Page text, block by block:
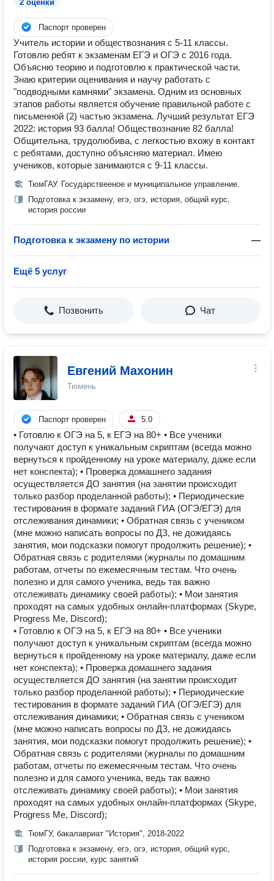
2 оценки
Паспорт проверен
Учитель истории и обществознания с 5-11 классы.
Готовлю ребят к экзаменам ЕГЭ и ОГЭ с 2016 года.
Объясню теорию и подготовлю к практической части.
Знаю критерии оценивания и научу работать с
"подводными камнями" экзамена. Одним из основных
этапов работы является обучение правильной работе с
письменной (2) частью экзамена. Лучший результат ЕГЭ
2022: история 93 балла! Обществознание 82 балла!
Общительна, трудолюбива, с легкостью вхожу в контакт
с ребятами, доступно объясняю материал. Имею
учеников, которые занимаются с 9-11 классы.
ТюмГАУ. Государствееное и муниципальное управление.
Подготовка к экзамену, егэ, огэ, история, общий курс,
история россии
Подготовка к экзамену по истории —
Ещё 5 услуг
Позвонить Чат
Евгений Махонин
Тюмень
Паспорт проверен 5.0
• Готовлю к ОГЭ на 5, к ЕГЭ на 80+ • Все ученики
получают доступ к уникальным скриптам (всегда можно
вернуться к пройденному на уроке материалу, даже если
нет конспекта); • Проверка домашнего задания
осуществляется ДО занятия (на занятии происходит
только разбор проделанной работы); • Периодические
тестирования в формате заданий ГИА (ОГЭ/ЕГЭ) для
отслеживания динамики; • Обратная связь с учеником
(мне можно написать вопросы по ДЗ, не дожидаясь
занятия, мои подсказки помогут продолжить решение); •
Обратная связь с родителями (журналы по домашним
работам, отчеты по ежемесячным тестам. Что очень
полезно и для самого ученика, ведь так важно
отслеживать динамику своей работы); • Мои занятия
проходят на самых удобных онлайн-платформах (Skype,
Progress Me, Discord);
• Готовлю к ОГЭ на 5, к ЕГЭ на 80+ • Все ученики
получают доступ к уникальным скриптам (всегда можно
вернуться к пройденному на уроке материалу, даже если
нет конспекта); • Проверка домашнего задания
осуществляется ДО занятия (на занятии происходит
только разбор проделанной работы); • Периодические
тестирования в формате заданий ГИА (ОГЭ/ЕГЭ) для
отслеживания динамики; • Обратная связь с учеником
(мне можно написать вопросы по ДЗ, не дожидаясь
занятия, мои подсказки помогут продолжить решение); •
Обратная связь с родителями (журналы по домашним
работам, отчеты по ежемесячным тестам. Что очень
полезно и для самого ученика, ведь так важно
отслеживать динамику своей работы); • Мои занятия
проходят на самых удобных онлайн-платформах (Skype,
Progress Me, Discord);
ТюмГУ, бакалавриат "История", 2018-2022
Подготовка к экзамену, егэ, огэ, история, общий курс,
история россии, курс занятий